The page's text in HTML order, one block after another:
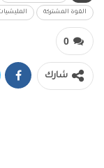
القوة المشتركة
0
شارك